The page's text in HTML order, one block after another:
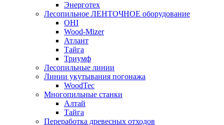
Энерготех
Лесопильное ЛЕНТОЧНОЕ оборудование
OHI
Wood-Mizer
Атлант
Тайга
Триумф
Лесопильные линии
Линии укутывания погонажа
WoodTec
Многопильные станки
Алтай
Тайга
Переработка древесных отходов